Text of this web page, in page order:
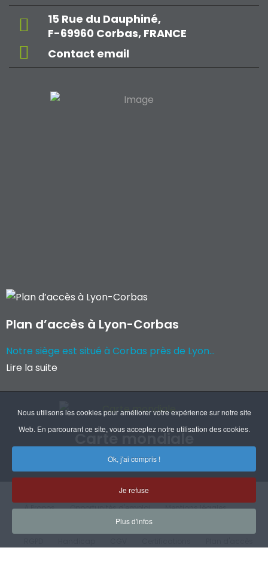
Nous utilisons les cookies pour améliorer votre expérience sur notre site
Web. En parcourant ce site, vous acceptez notre utilisation des cookies.
Ok, j'ai compris !
Je refuse
Plus d'infos
15 Rue du Dauphiné,
F-69960 Corbas, FRANCE
Contact email
Plan d’accès à Lyon-Corbas
Notre siège est situé à Corbas près de Lyon...
Lire la suite
Carte mondiale
Coordonnées de nos filiales et agents
À Propos Opportunités d'emploi Mentions légales